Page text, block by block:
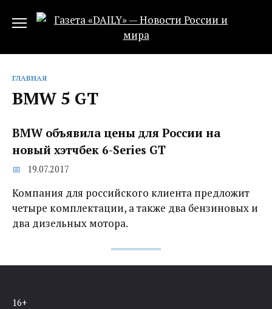
ГЛАВНАЯ
BMW 5 GT
BMW объявила цены для России на
новый хэтчбек 6-Series GT
19.07.2017
Компания для российского клиента предложит
четыре комплектации, а также два бензиновых и
два дизельных мотора.
16+